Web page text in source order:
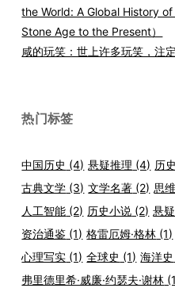
the World: A Global History
Stone Age to the Present）
咸的玩笑：世上许多玩笑，注
热门标签
中国历史 (4) 悬疑推理 (4) 历
古典文学 (3) 文学名著 (2) 思
人工智能 (2) 历史小说 (2) 悬疑
资治通鉴 (1) 格雷厄姆·格林 (1)
心理写实 (1) 全球史 (1) 海洋史
弗里德里希·威廉·约瑟夫·谢林